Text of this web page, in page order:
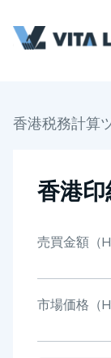
香港税務計算
香港
売買金額（
市場価格（